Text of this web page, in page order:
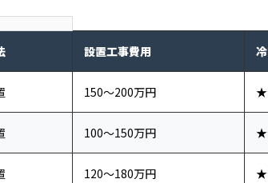
設置工事費用
150〜200万円
100〜150万円
120〜180万円